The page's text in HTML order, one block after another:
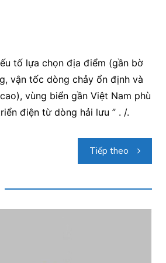
tố lựa chọn địa điểm (gần bờ
vận tốc dòng chảy ổn định và
vùng biển gần Việt Nam phù
điện từ dòng hải lưu ” . /.
Tiếp theo